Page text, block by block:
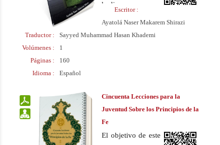
hadices, con una
traducción fluida y
una breve
intensivo.
Escritor :
Ayatolá Naser Makarem Shirazi
Traductor :
Sayyed Muhammad Hasan Khademi
Volúmenes :
1
Páginas :
160
Idioma :
Español
Cincuenta Lecciones para la
Juventud Sobre los Principios de la
Fe
El objetivo de este